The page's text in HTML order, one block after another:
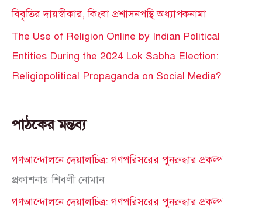
বিবৃতির দায়স্বীকার, কিংবা প্রশাসনপন্থি অধ্যাপকনামা
The Use of Religion Online by Indian Political
Entities During the 2024 Lok Sabha Election:
Religiopolitical Propaganda on Social Media?
পাঠকের মন্তব্য
গণআন্দোলনে দেয়ালচিত্র: গণপরিসরের পুনরুদ্ধার প্রকল্প
প্রকাশনায়শিবলী নোমান
গণআন্দোলনে দেয়ালচিত্র: গণপরিসরের পুনরুদ্ধার প্রকল্প